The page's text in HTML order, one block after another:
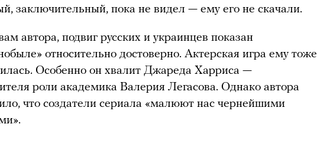
заключительный, пока не видел — ему его не скачали.
автора, подвиг русских и украинцев показан
относительно достоверно. Актерская игра ему тоже
Особенно он хвалит Джареда Харриса —
роли академика Валерия Легасова. Однако автора
что создатели сериала «малюют нас чернейшими